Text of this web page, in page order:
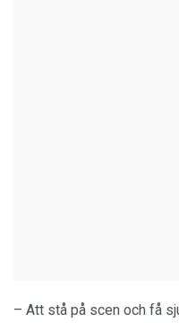
– Att stå på scen och få